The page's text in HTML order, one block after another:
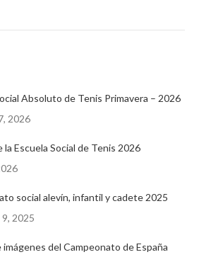
Absoluto de Tenis Primavera – 2026
2026
la Escuela Social de Tenis 2026
social alevín, infantil y cadete 2025
2025
imágenes del Campeonato de España